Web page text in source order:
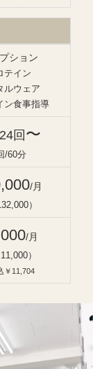
ション
テイン
ルウェア
ン食事指導
回〜
/60分
/月
）
/月
）
￥11,704